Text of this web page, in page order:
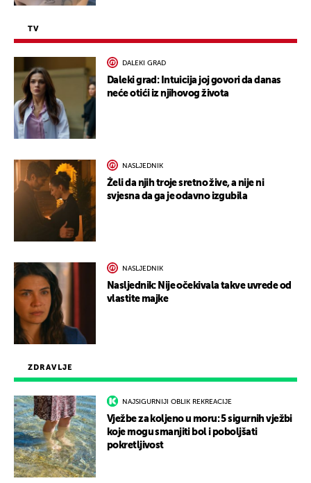
ZDRAVLJE
NAJSIGURNIJI OBLIK REKREACIJE
Vježbe za koljeno u moru: 5 sigurnih vježbi
koje mogu smanjiti bol i poboljšati
pokretljivost
TV
DALEKI GRAD
Daleki grad: Intuicija joj govori da danas
neće otići iz njihovog života
NASLJEDNIK
Želi da njih troje sretno žive, a nije ni
svjesna da ga je odavno izgubila
NASLJEDNIK
Nasljednik: Nije očekivala takve uvrede od
vlastite majke